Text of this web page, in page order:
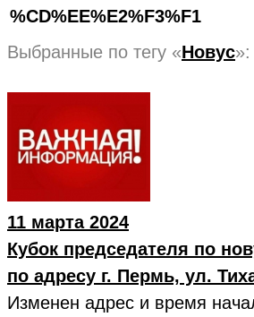
%CD%EE%E2%F3%F1
Выбранные по тегу «Новус»:
11 марта 2024
Кубок председателя по
по адресу г. Пермь, ул.
Изменен адрес и время